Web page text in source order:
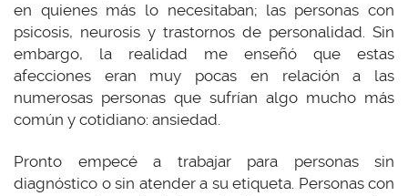
en quienes más lo necesitaban; las personas con
psicosis, neurosis y trastornos de personalidad. Sin
embargo, la realidad me enseñó que estas
afecciones eran muy pocas en relación a las
numerosas personas que sufrían algo mucho más
común y cotidiano: ansiedad.
Pronto empecé a trabajar para personas sin
diagnóstico o sin atender a su etiqueta. Personas con